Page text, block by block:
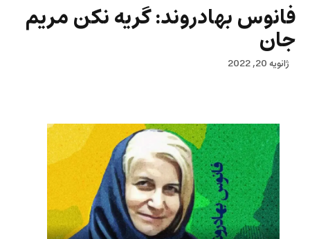
فانوس بهادروند: گریه نکن مریم
جان
ژانویه 20, 2022